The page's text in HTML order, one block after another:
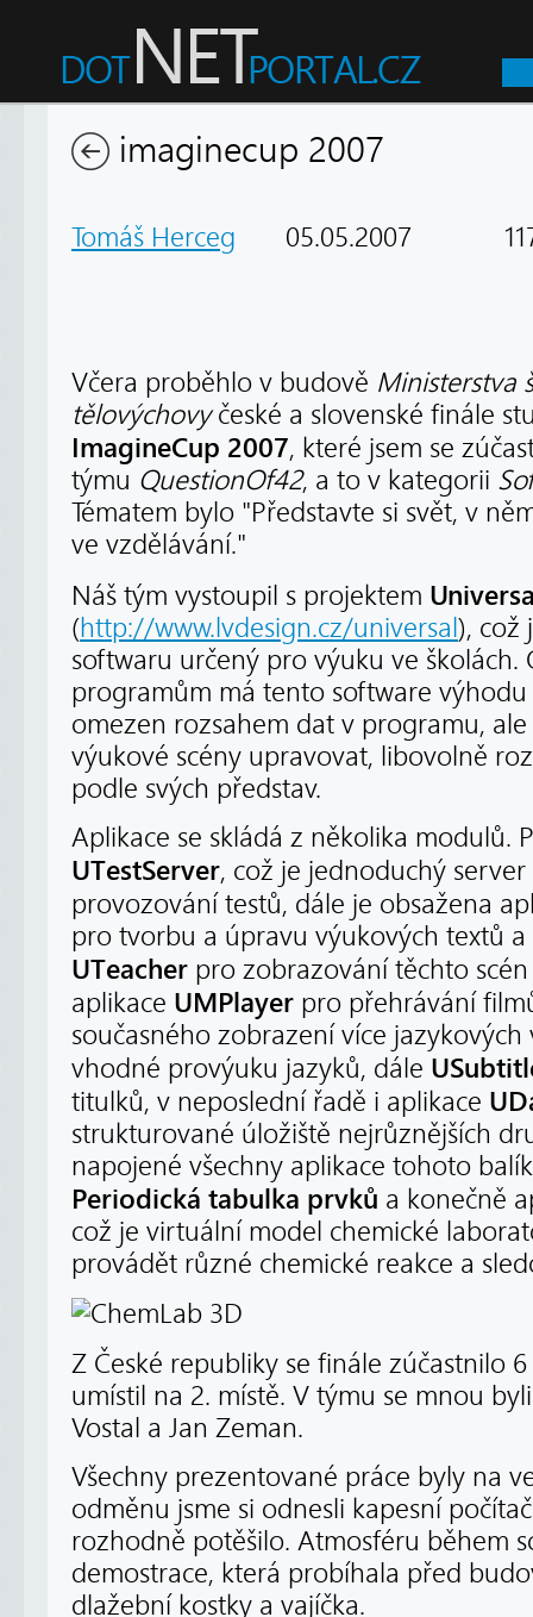
imaginecup 2007
Tomáš Herceg 05.05.2007
Včera proběhlo v budově Ministerstva
tělovýchovyčeské a slovenské finále
ImagineCup 2007, které jsem se
týmu QuestionOf42, a to v kategorii
Tématem bylo "Představte si svět, v
ve vzdělávání."
Náš tým vystoupil s projektem
(http://www.lvdesign.cz/universal), což
softwaru určený pro výuku ve
programům má tento software
omezen rozsahem dat v programu,
výukové scény upravovat, libovolně
podle svých představ.
Aplikace se skládá z několika modulů.
UTestServer, což je jednoduchý
provozování testů, dále je obsažena
pro tvorbu a úpravu výukových textů a
UTeacher pro zobrazování těchto
aplikace UMPlayer pro přehrávání
současného zobrazení více
vhodné provýuku jazyků, dále
titulků, v neposlední řadě i aplikace
strukturované úložiště nejrůznějších
napojené všechny aplikace tohoto
Periodická tabulka prvků a konečně
což je virtuální model chemické
provádět různé chemické reakce a
Z České republiky se finále zúčastnilo
umístil na 2. místě. V týmu se mnou
Vostal a Jan Zeman.
Všechny prezentované práce byly na
odměnu jsme si odnesli kapesní
rozhodně potěšilo. Atmosféru během
demostrace, která probíhala před
dlažební kostky a vajíčka.